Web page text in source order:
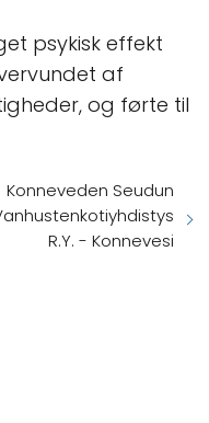
psykisk effekt
af
og førte til
Konneveden Seudun
R.Y. - Konnevesi